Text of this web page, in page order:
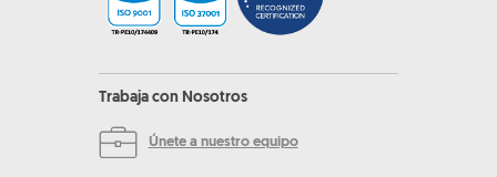
Trabaja con Nosotros
Únete a nuestro equipo